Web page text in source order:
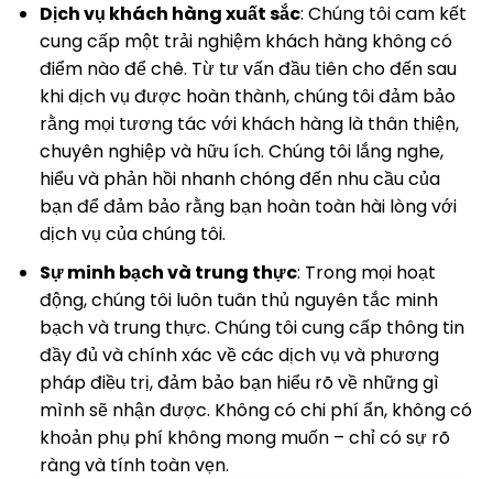
Dịch vụ khách hàng xuất sắc: Chúng tôi cam kết
cung cấp một trải nghiệm khách hàng không có
điểm nào để chê. Từ tư vấn đầu tiên cho đến sau
khi dịch vụ được hoàn thành, chúng tôi đảm bảo
rằng mọi tương tác với khách hàng là thân thiện,
chuyên nghiệp và hữu ích. Chúng tôi lắng nghe,
hiểu và phản hồi nhanh chóng đến nhu cầu của
bạn để đảm bảo rằng bạn hoàn toàn hài lòng với
dịch vụ của chúng tôi.
Sự minh bạch và trung thực: Trong mọi hoạt
động, chúng tôi luôn tuân thủ nguyên tắc minh
bạch và trung thực. Chúng tôi cung cấp thông tin
đầy đủ và chính xác về các dịch vụ và phương
pháp điều trị, đảm bảo bạn hiểu rõ về những gì
mình sẽ nhận được. Không có chi phí ẩn, không có
khoản phụ phí không mong muốn – chỉ có sự rõ
ràng và tính toàn vẹn.